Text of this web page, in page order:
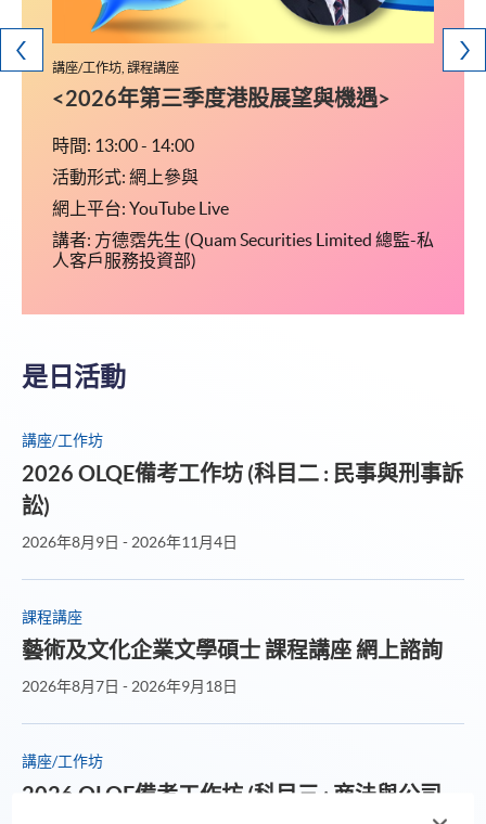
講座/工作坊, 課程講座
<2026年第三季度港股展望與機遇>
時間: 13:00 - 14:00
活動形式: 網上參與
網上平台: YouTube Live
講者: 方德霑先生 (Quam Securities Limited 總監-私
人客戶服務投資部)
課程講座
是日活動
講座/工作坊
2026 OLQE備考工作坊 (科目二 : 民事與刑事訴
訟)
2026年8月9日 - 2026年11月4日
課程講座
藝術及文化企業文學碩士 課程講座 網上諮詢
2026年8月7日 - 2026年9月18日
講座/工作坊
2026 OLQE備考工作坊 (科目三 : 商法與公司